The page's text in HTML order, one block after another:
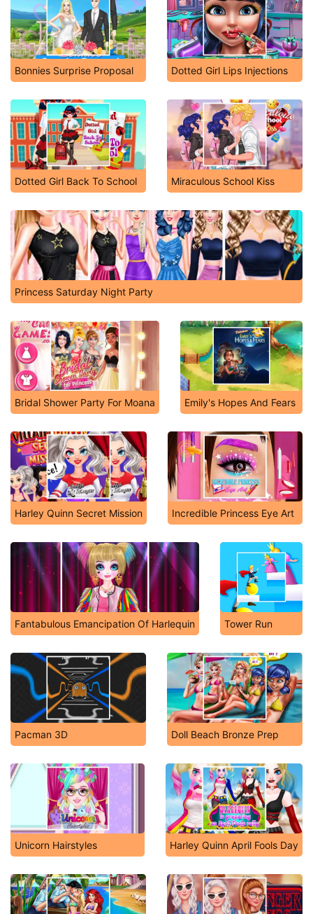
Bonnies Surprise Proposal Dotted Girl Lips Injections
Dotted Girl Back To School Miraculous School Kiss
Princess Saturday Night Party
Bridal Shower Party For Moana Emily's Hopes And Fears
Harley Quinn Secret Mission Incredible Princess Eye Art
Fantabulous Emancipation Of Harlequin Tower Run
Pacman 3D Doll Beach Bronze Prep
Unicorn Hairstyles Harley Quinn April Fools Day